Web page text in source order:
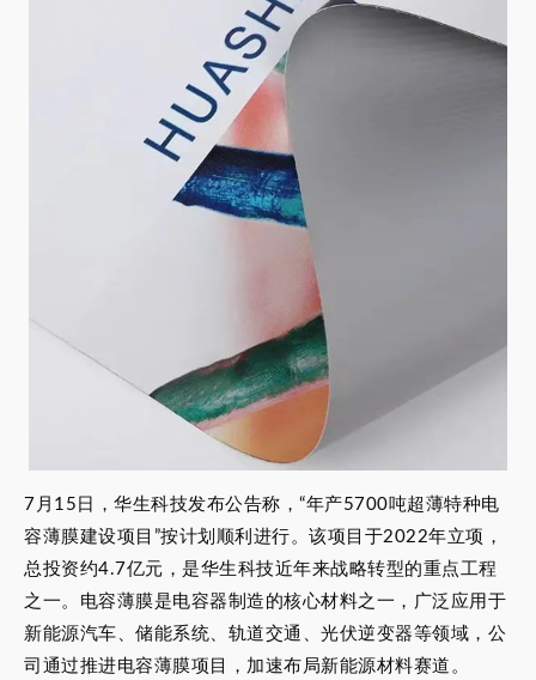
7月15日，华生科技发布公告称，“年产5700吨超薄特种电
容薄膜建设项目”按计划顺利进行。该项目于2022年立项，
总投资约4.7亿元，是华生科技近年来战略转型的重点工程
之一。电容薄膜是电容器制造的核心材料之一，广泛应用于
新能源汽车、储能系统、轨道交通、光伏逆变器等领域，公
司通过推进电容薄膜项目，加速布局新能源材料赛道。